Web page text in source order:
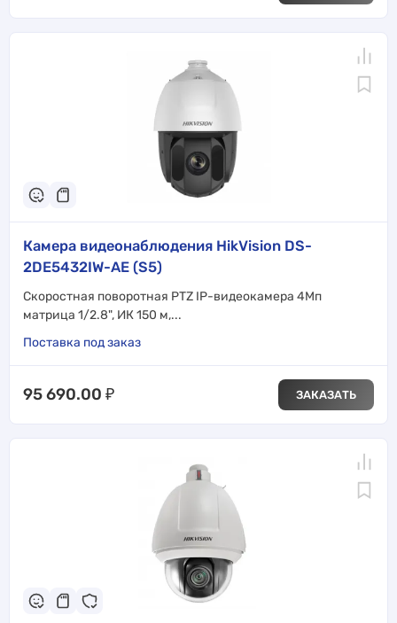
Камера видеонаблюдения HikVision DS-
2DE5432IW-AE (S5)
Скоростная поворотная PTZ IP-видеокамера 4Мп
матрица 1/2.8", ИК 150 м,...
Поставка под заказ
95 690.00 ₽ ЗАКАЗАТЬ